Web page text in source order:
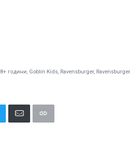
8+ години, Goblin Kids, Ravensburger, Ravensburger